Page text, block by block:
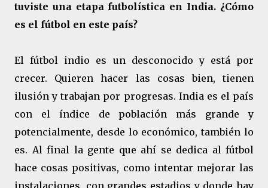
tuviste una etapa futbolística en India. ¿Cómo
es el fútbol en este país?
El fútbol indio es un desconocido y está por
crecer. Quieren hacer las cosas bien, tienen
ilusión y trabajan por progresas. India es el país
con el índice de población más grande y
potencialmente, desde lo económico, también lo
es. Al final la gente que ahí se dedica al fútbol
hace cosas positivas, como intentar mejorar las
instalaciones, con grandes estadios y donde hay